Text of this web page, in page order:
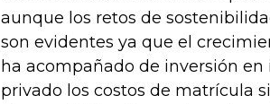
aunque los retos de
son evidentes ya que el
ha acompañado de inversión
privado los costos de matrícula